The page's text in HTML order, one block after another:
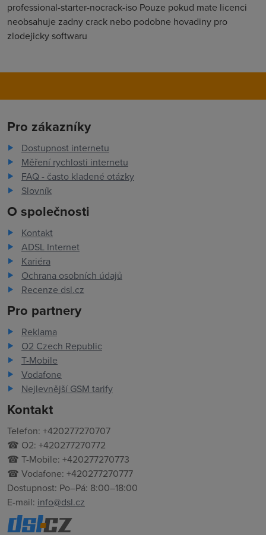
professional-starter-nocrack-iso Pouze pokud mate licenci
neobsahuje zadny crack nebo podobne hovadiny pro
zlodejicky softwaru
Pro zákazníky
Dostupnost internetu
Měření rychlosti internetu
FAQ - často kladené otázky
Slovník
O společnosti
Kontakt
ADSL Internet
Kariéra
Ochrana osobních údajů
Recenze dsl.cz
Pro partnery
Reklama
O2 Czech Republic
T-Mobile
Vodafone
Nejlevnější GSM tarify
Kontakt
Telefon: +420277270707
☎ O2: +420277270772
☎ T-Mobile: +420277270773
☎ Vodafone: +420277270777
Dostupnost: Po–Pá: 8:00–18:00
E-mail: info@dsl.cz